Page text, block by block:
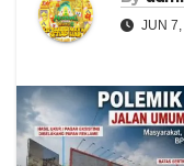
JUN